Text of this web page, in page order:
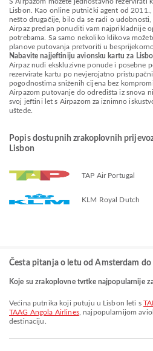
Lisbon. Kao online putnički agent od
nešto drugačije, bilo da se radi o
Airpaz predan ponuditi vam najprikladnije
potrebama. Sa samo nekoliko klikova
planove putovanja pretvoriti u
Nabavite najjeftiniju avionsku kartu za
Airpaz nudi ekskluzivne ponude i posebne
rezervirate kartu po nevjerojatno
pogodnostima sniženih cijena bez
Airpazom putovanje do odredišta iz snova
svoj jeftini let s Airpazom za iznimno
uštede.
Popis dostupnih zrakoplovnih
Lisbon
TAP Air Portugal
KLM Royal Dutch
Česta pitanja o letu od Amsterdam do
Koje su zrakoplovne tvrtke najpopularnije
Većina putnika koji putuju u Lisbon leti s
TAAG Angola Airlines, najpopularnijom
destinaciju.